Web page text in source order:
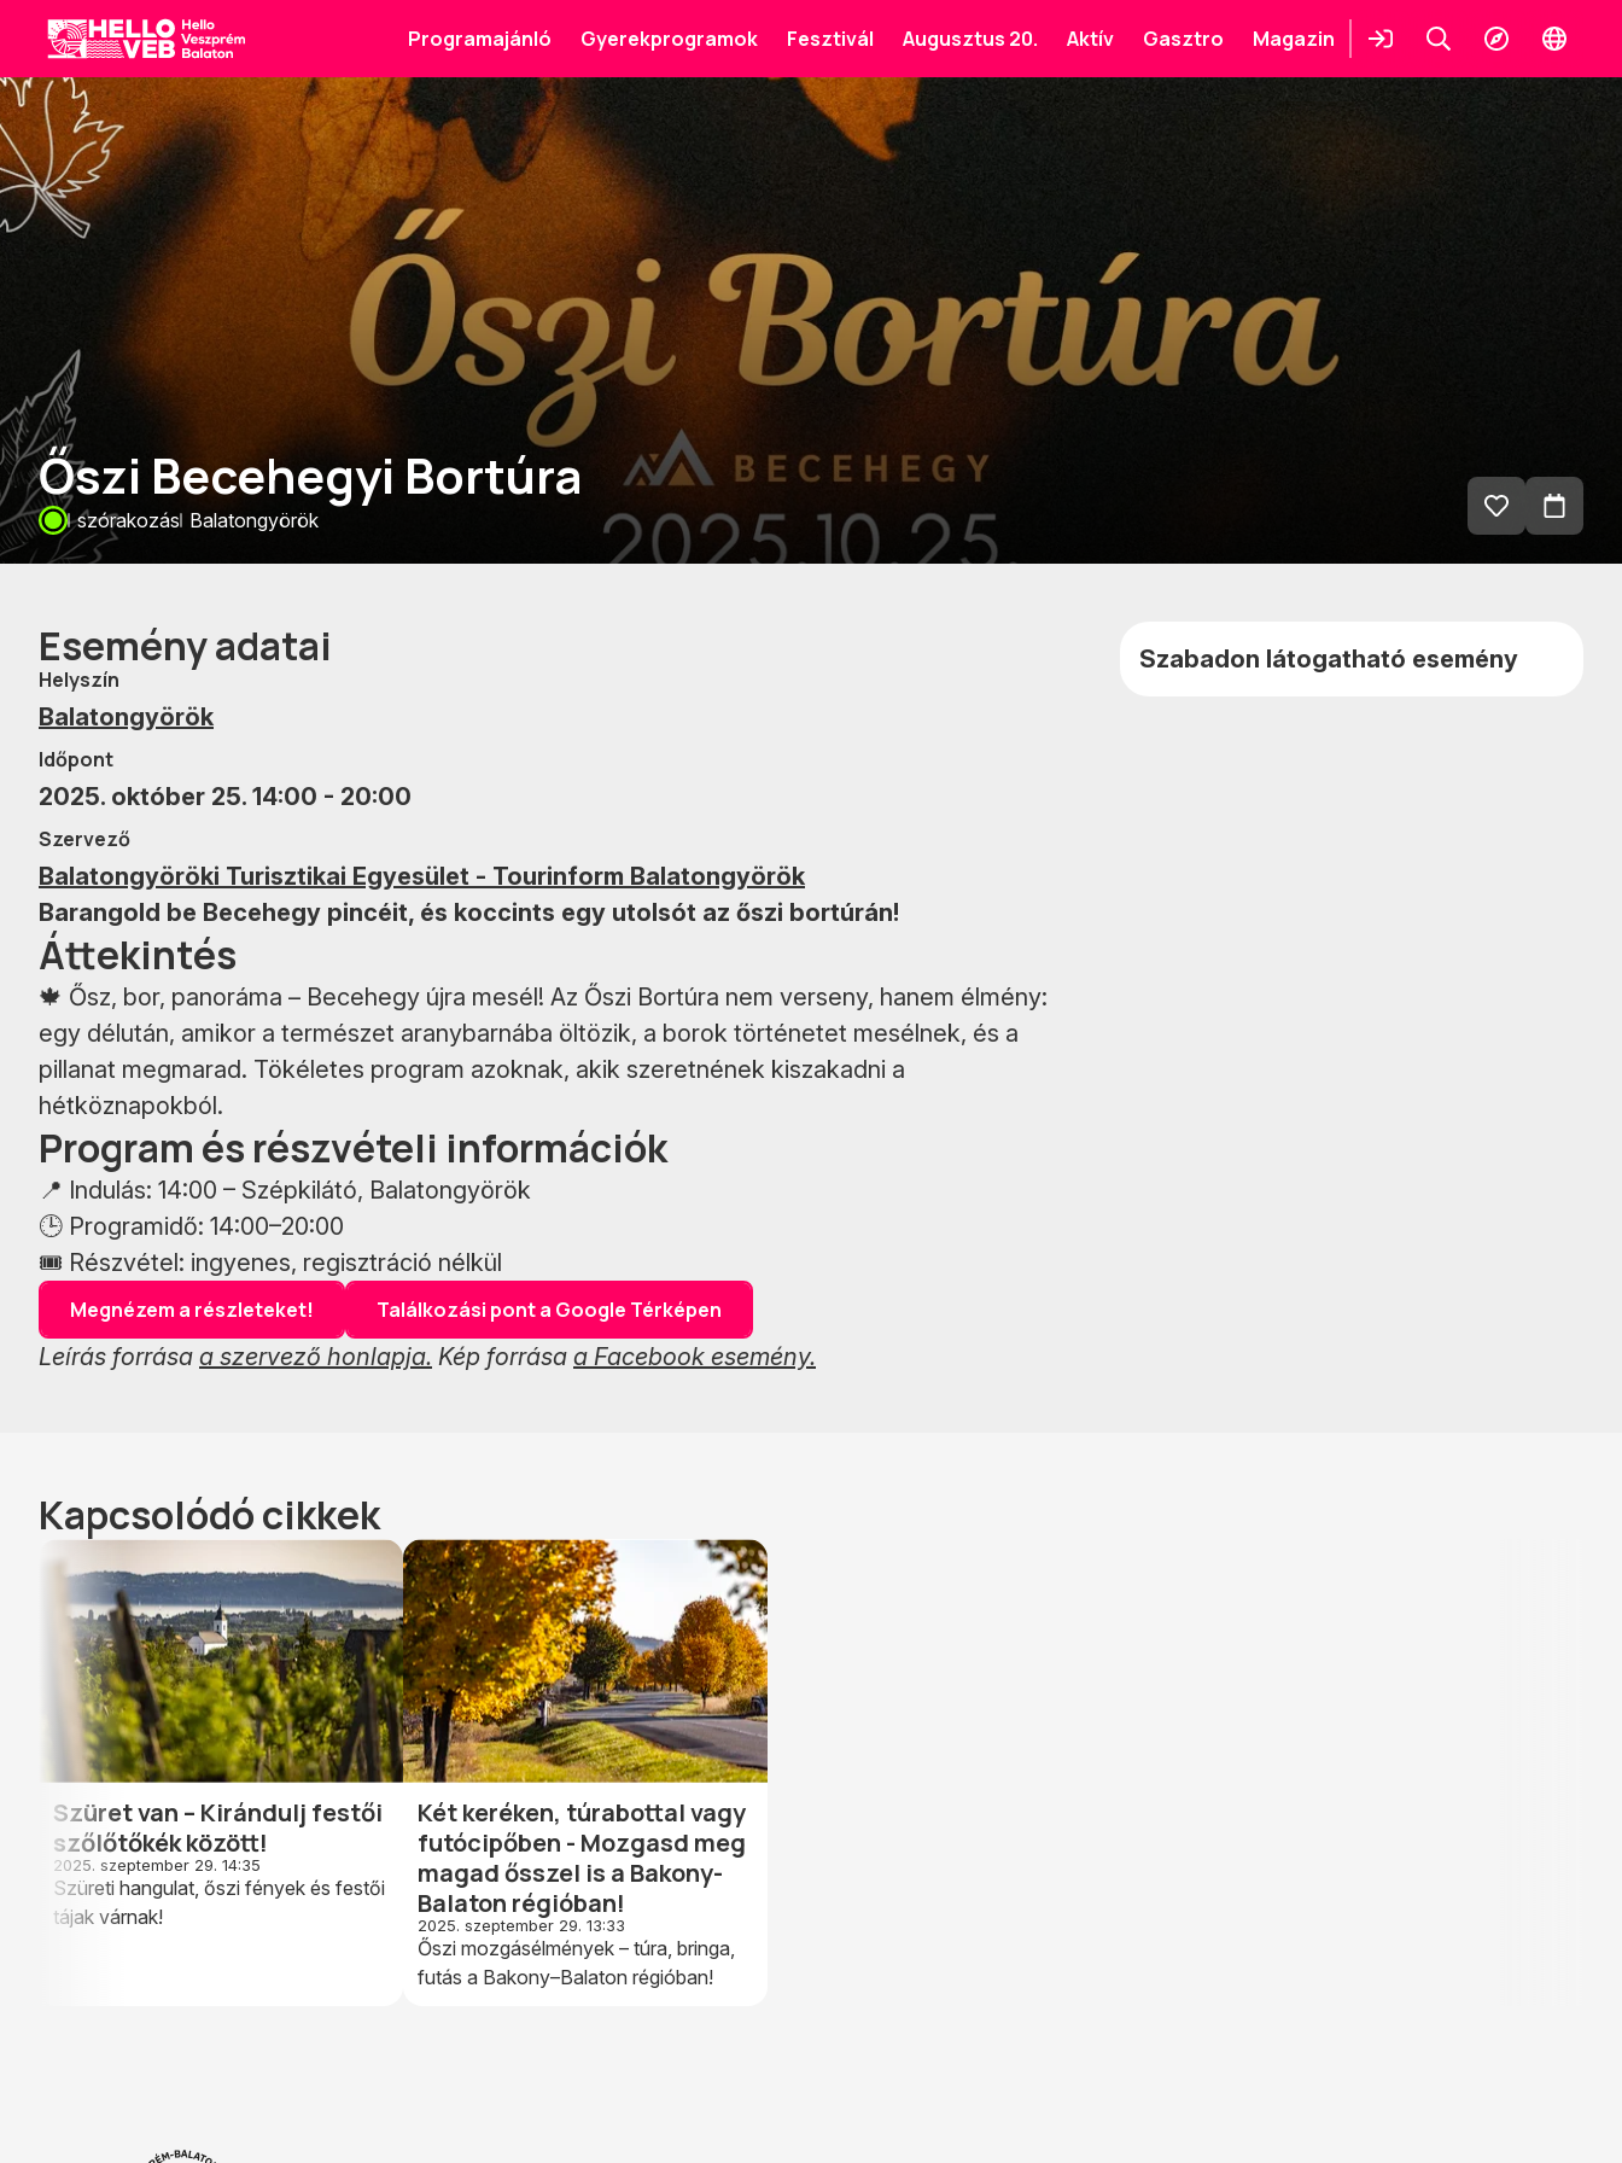
HelloVEB
Programajánló Gyerekprogramok Fesztivál Augusztus 20. Aktív Gasztro Magazin
BelépésKeresésFelfedezés
Change
Őszi Becehegyi Bortúra
szórakozás Balatongyörök
adom
Esemény adatai
Helyszín
Balatongyörök
Időpont
2025. október 25. 14:00 - 20:00
Szervező
Balatongyöröki Turisztikai Egyesület - Tourinform Balatongyörök
Barangold be Becehegy pincéit, és koccints egy utolsót az őszi bortúrán!
Áttekintés
🍁 Ősz, bor, panoráma – Becehegy újra mesél! Az Őszi Bortúra nem verseny, hanem élmény:
egy délután, amikor a természet aranybarnába öltözik, a borok történetet mesélnek, és a
pillanat megmarad. Tökéletes program azoknak, akik szeretnének kiszakadni a
hétköznapokból.
Program és részvételi információk
📍 Indulás: 14:00 – Szépkilátó, Balatongyörök
🕒 Programidő: 14:00–20:00
🎟 Részvétel: ingyenes, regisztráció nélkül
Megnézem a részleteket! Találkozási pont a Google Térképen
Leírás forrása a szervező honlapja. Kép forrása a Facebook esemény.
Szabadon látogatható esemény
Kapcsolódó cikkek
Szüret van – Kirándulj festői
szőlőtőkék között!
2025. szeptember 29. 14:35
Szüreti hangulat, őszi fények és festői
tájak várnak!
Két keréken, túrabottal vagy
futócipőben - Mozgasd meg
magad ősszel is a Bakony-
Balaton régióban!
2025. szeptember 29. 13:33
Őszi mozgásélmények – túra, bringa,
futás a Bakony–Balaton régióban!